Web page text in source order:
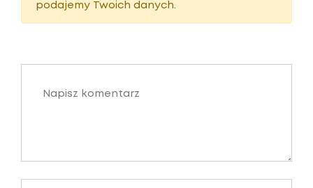
podajemy Twoich danych.